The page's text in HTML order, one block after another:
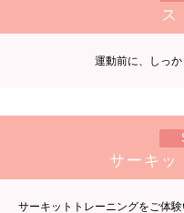
ス
運動前に、しっか
サーキッ
サーキットトレーニングをご体